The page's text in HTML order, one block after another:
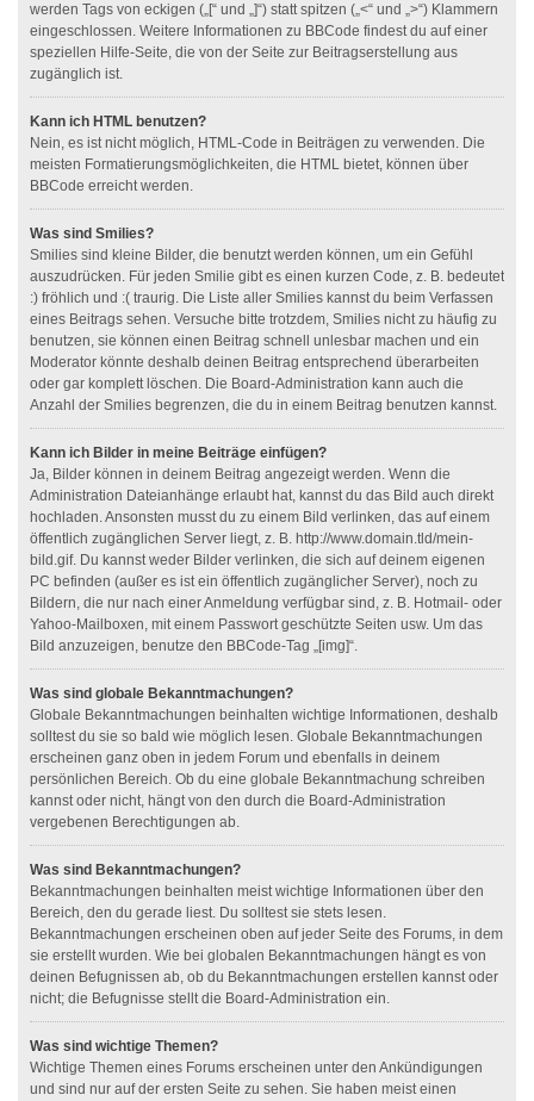
werden Tags von eckigen („[“ und „]“) statt spitzen („<“ und „>“) Klammern
eingeschlossen. Weitere Informationen zu BBCode findest du auf einer
speziellen Hilfe-Seite, die von der Seite zur Beitragserstellung aus
zugänglich ist.
Kann ich HTML benutzen?
Nein, es ist nicht möglich, HTML-Code in Beiträgen zu verwenden. Die
meisten Formatierungsmöglichkeiten, die HTML bietet, können über
BBCode erreicht werden.
Was sind Smilies?
Smilies sind kleine Bilder, die benutzt werden können, um ein Gefühl
auszudrücken. Für jeden Smilie gibt es einen kurzen Code, z. B. bedeutet
:) fröhlich und :( traurig. Die Liste aller Smilies kannst du beim Verfassen
eines Beitrags sehen. Versuche bitte trotzdem, Smilies nicht zu häufig zu
benutzen, sie können einen Beitrag schnell unlesbar machen und ein
Moderator könnte deshalb deinen Beitrag entsprechend überarbeiten
oder gar komplett löschen. Die Board-Administration kann auch die
Anzahl der Smilies begrenzen, die du in einem Beitrag benutzen kannst.
Kann ich Bilder in meine Beiträge einfügen?
Ja, Bilder können in deinem Beitrag angezeigt werden. Wenn die
Administration Dateianhänge erlaubt hat, kannst du das Bild auch direkt
hochladen. Ansonsten musst du zu einem Bild verlinken, das auf einem
öffentlich zugänglichen Server liegt, z. B. http://www.domain.tld/mein-
bild.gif. Du kannst weder Bilder verlinken, die sich auf deinem eigenen
PC befinden (außer es ist ein öffentlich zugänglicher Server), noch zu
Bildern, die nur nach einer Anmeldung verfügbar sind, z. B. Hotmail- oder
Yahoo-Mailboxen, mit einem Passwort geschützte Seiten usw. Um das
Bild anzuzeigen, benutze den BBCode-Tag „[img]“.
Was sind globale Bekanntmachungen?
Globale Bekanntmachungen beinhalten wichtige Informationen, deshalb
solltest du sie so bald wie möglich lesen. Globale Bekanntmachungen
erscheinen ganz oben in jedem Forum und ebenfalls in deinem
persönlichen Bereich. Ob du eine globale Bekanntmachung schreiben
kannst oder nicht, hängt von den durch die Board-Administration
vergebenen Berechtigungen ab.
Was sind Bekanntmachungen?
Bekanntmachungen beinhalten meist wichtige Informationen über den
Bereich, den du gerade liest. Du solltest sie stets lesen.
Bekanntmachungen erscheinen oben auf jeder Seite des Forums, in dem
sie erstellt wurden. Wie bei globalen Bekanntmachungen hängt es von
deinen Befugnissen ab, ob du Bekanntmachungen erstellen kannst oder
nicht; die Befugnisse stellt die Board-Administration ein.
Was sind wichtige Themen?
Wichtige Themen eines Forums erscheinen unter den Ankündigungen
und sind nur auf der ersten Seite zu sehen. Sie haben meist einen